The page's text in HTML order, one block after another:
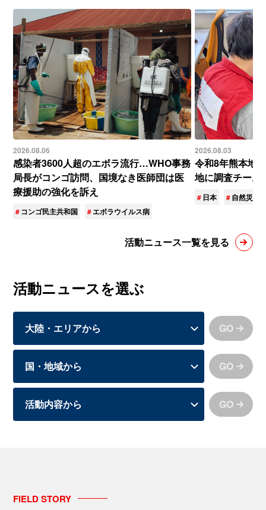
2026.08.06
感染者3600人超のエボラ流行…WHO事務
局長がコンゴ訪問、国境なき医師団は医
療援助の強化を訴え
コンゴ民主共和国 エボラウイルス病
2026.08.03
令和8年熊本地
地に調査チーム
日本 自然災害
活動ニュース一覧を見る
活動ニュースを選ぶ
GO
GO
GO
FIELDSTORY